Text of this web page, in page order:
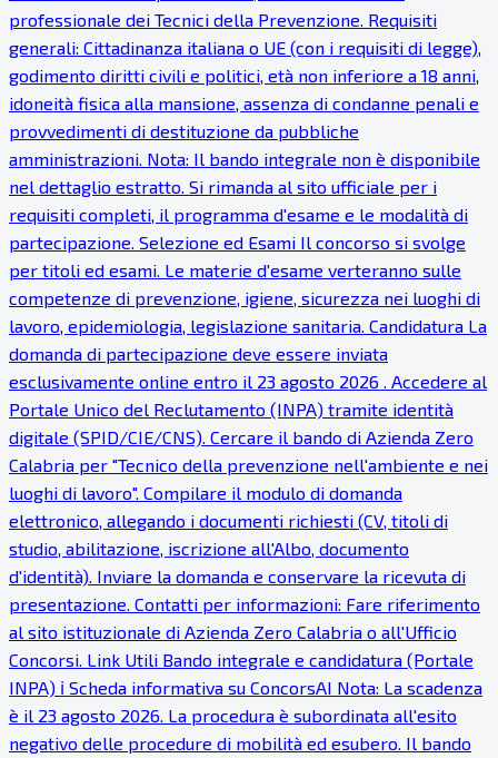
professionale dei Tecnici della Prevenzione. Requisiti
generali: Cittadinanza italiana o UE (con i requisiti di legge),
godimento diritti civili e politici, età non inferiore a 18 anni,
idoneità fisica alla mansione, assenza di condanne penali e
provvedimenti di destituzione da pubbliche
amministrazioni. Nota: Il bando integrale non è disponibile
nel dettaglio estratto. Si rimanda al sito ufficiale per i
requisiti completi, il programma d'esame e le modalità di
partecipazione. Selezione ed Esami Il concorso si svolge
per titoli ed esami. Le materie d'esame verteranno sulle
competenze di prevenzione, igiene, sicurezza nei luoghi di
lavoro, epidemiologia, legislazione sanitaria. Candidatura La
domanda di partecipazione deve essere inviata
esclusivamente online entro il 23 agosto 2026 . Accedere al
Portale Unico del Reclutamento (INPA) tramite identità
digitale (SPID/CIE/CNS). Cercare il bando di Azienda Zero
Calabria per "Tecnico della prevenzione nell'ambiente e nei
luoghi di lavoro". Compilare il modulo di domanda
elettronico, allegando i documenti richiesti (CV, titoli di
studio, abilitazione, iscrizione all'Albo, documento
d'identità). Inviare la domanda e conservare la ricevuta di
presentazione. Contatti per informazioni: Fare riferimento
al sito istituzionale di Azienda Zero Calabria o all'Ufficio
Concorsi. Link Utili Bando integrale e candidatura (Portale
INPA) ℹ Scheda informativa su ConcorsAI Nota: La scadenza
è il 23 agosto 2026. La procedura è subordinata all'esito
negativo delle procedure di mobilità ed esubero. Il bando